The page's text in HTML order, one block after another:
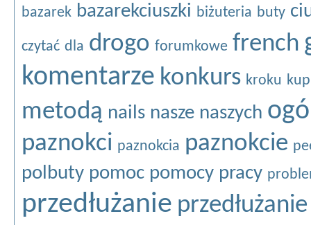
bazarek bazarekciuszki biżuteria buty
czytać dla drogo forumkowe french
komentarze konkurs kroku
metodą nails nasze naszych
paznokci paznokcia paznokcie
polbuty pomoc pomocy pracy
przedłużanie